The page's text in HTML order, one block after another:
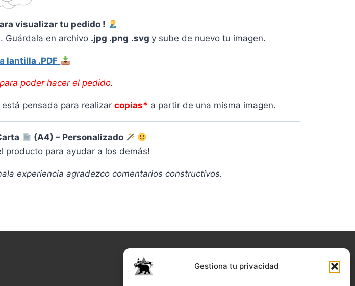
Gestiona tu privacidad
visualizar tu pedido !
Guárdala en archivo .jpg .png .svg y sube de nuevo tu imagen.
lantilla .PDF
poder hacer el pedido.
pensada para realizar copias* a partir de una misma imagen.
(A4) – Personalizado
producto para ayudar a los demás!
experiencia agradezco comentarios constructivos.